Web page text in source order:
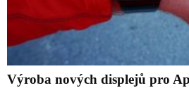
Výroba nových displejů pro